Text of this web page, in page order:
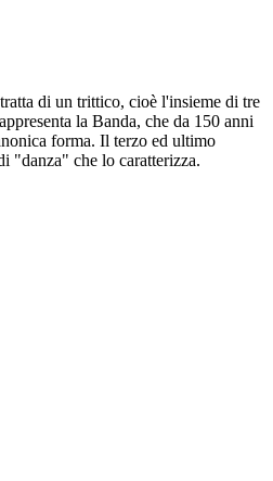
di un trittico, cioè l'insieme di tre
la Banda, che da 150 anni
forma. Il terzo ed ultimo
"danza" che lo caratterizza.